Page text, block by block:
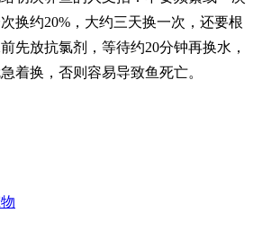
换约20%，大约三天换一次，还要根
先放抗氯剂，等待约20分钟再换水，
着换，否则容易导致鱼死亡。